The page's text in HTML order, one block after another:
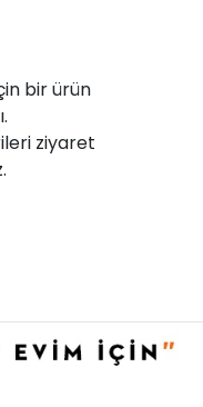
bir ürün
ziyaret